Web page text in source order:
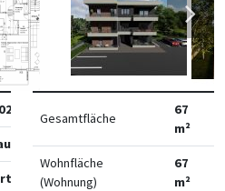
Gesamtfläche
67
m²
Wohnfläche
(Wohnung)
67
m²